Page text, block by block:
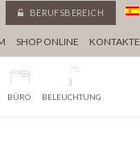
BERUFSBEREICH
SHOP ONLINE KONTAKTE
BÜRO BELEUCHTUNG